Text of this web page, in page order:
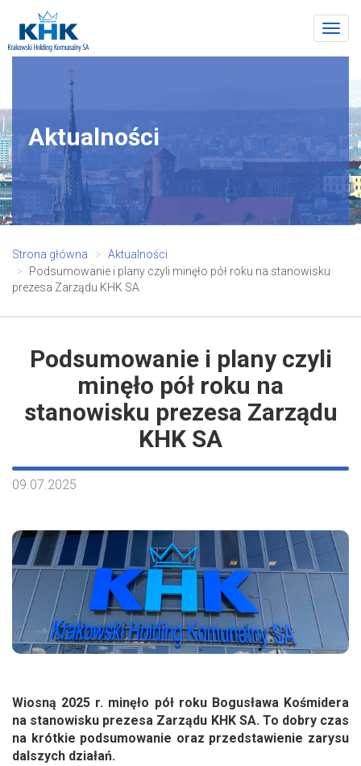
Aktualności
Strona główna
Aktualności
Podsumowanie i plany czyli minęło pół roku na stanowisku
prezesa Zarządu KHK SA
Podsumowanie i plany czyli
minęło pół roku na
stanowisku prezesa Zarządu
KHK SA
09.07.2025
Wiosną 2025 r. minęło pół roku Bogusława Kośmidera
na stanowisku prezesa Zarządu KHK SA. To dobry czas
na krótkie podsumowanie oraz przedstawienie zarysu
dalszych działań.